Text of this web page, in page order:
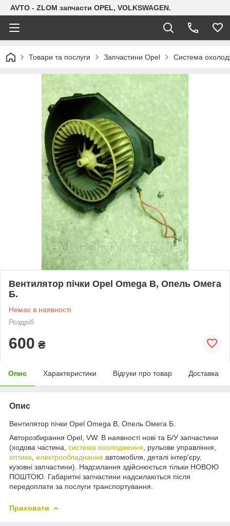
AVTO - ZLOM запчасти OPEL, VOLKSWAGEN.
Товари та послуги Запчастини Opel Система
Вентилятор пічки Opel Omega B, Опель Омега
Б.
Немає в наявності
Роздріб
600 ₴
Опис Характеристики Відгуки про товар Доставка
Опис
Вентилятор пічки Opel Omega B, Опель Омега Б.
Авторозбирання Opel, VW. В наявності нові та Б/У запчастини
(ходова частина, система охолодження , рульове управління,
оптика електрообладнання автомобіля, деталі інтер'єру,
кузовні запчастини). Надсилання здійснюється тільки НОВОЮ
ПОШТОЮ. Габаритні запчастини надсилаються після
передоплати за послуги транспортування.
Приховати